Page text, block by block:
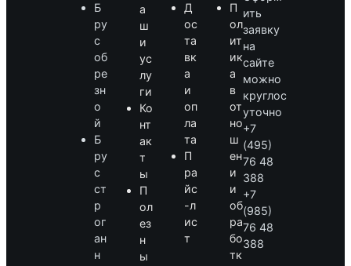
Б
ру
с
об
ре
зн
о
й
Б
ру
с
ст
р
ог
ан
н
а
ш
и
ус
лу
ги
Ко
нт
ак
т
ы
П
ол
ез
н
ы
Д
ос
та
вк
а
и
оп
ла
та
П
ра
йс
-л
ис
т
П
ол
ит
ик
а
в
от
но
ш
ен
и
и
об
ра
бо
тк
ить
заявку
на
сайте
можно
круглос
уточно
+7
(495)
76 48
388
+7
(985)
76 48
388